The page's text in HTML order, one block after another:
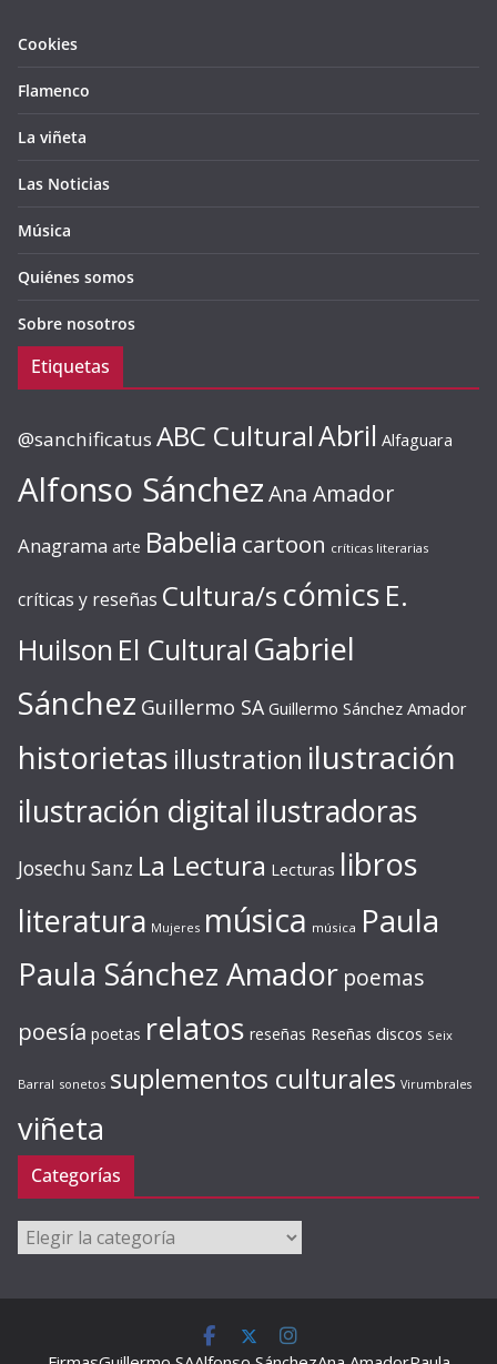
Cookies
Flamenco
La viñeta
Las Noticias
Música
Quiénes somos
Sobre nosotros
Etiquetas
@sanchificatus ABC CulturalAbril Alfaguara
Alfonso SánchezAna Amador
Anagrama arte Babelia cartoon críticas literarias
críticas y reseñas Cultura/s cómics E.
Huilson El Cultural Gabriel
Sánchez Guillermo SA Guillermo Sánchez Amador
historietas illustration ilustración
ilustración digital ilustradoras
Josechu Sanz La Lectura Lecturas libros
literatura Mujeres música música Paula
Paula Sánchez Amador poemas
poesía poetas relatos reseñas Reseñas discos Seix
Barral sonetos suplementos culturales Virumbrales
viñeta
Categorías
Categorías